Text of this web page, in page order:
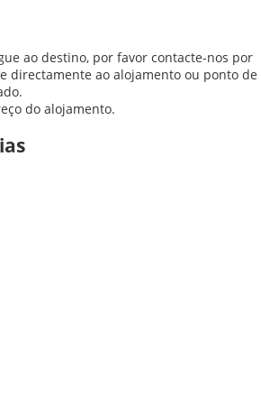
ao destino, por favor contacte-nos por
directamente ao alojamento ou ponto de
do alojamento.